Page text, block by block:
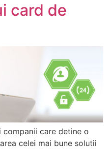
card de
companii care detine o
celei mai bune solutii